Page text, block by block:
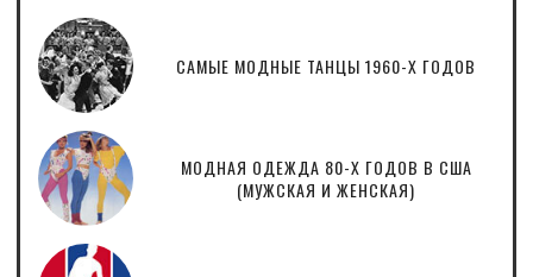
САМЫЕ МОДНЫЕ ТАНЦЫ 1960-Х ГОДОВ
МОДНАЯ ОДЕЖДА 80-Х ГОДОВ В США
(МУЖСКАЯ И ЖЕНСКАЯ)